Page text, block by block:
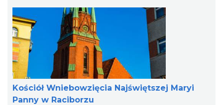
Kościół Wniebowzięcia Najświętszej Maryi
Panny w Raciborzu